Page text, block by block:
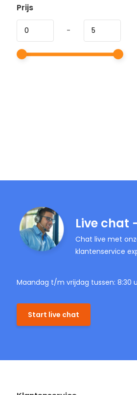
Prijs
-
Live chat
Chat live met
klantenservice
Maandag t/m vrijdag tussen: 8:30
Start live chat